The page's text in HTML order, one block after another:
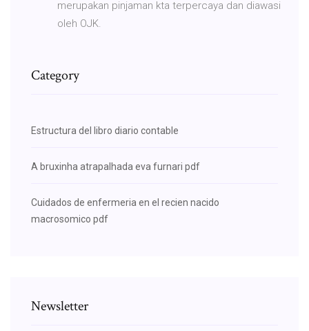
merupakan pinjaman kta terpercaya dan diawasi
oleh OJK.
Category
Estructura del libro diario contable
A bruxinha atrapalhada eva furnari pdf
Cuidados de enfermeria en el recien nacido
macrosomico pdf
Newsletter